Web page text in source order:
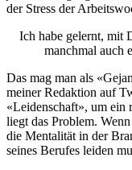
der Stress der
Ich habe gelernt, mit
manchmal auch
Das mag man als
meiner Redaktion auf
«Leidenschaft», um ein
liegt das Problem.
die Mentalität in der
seines Berufes leiden